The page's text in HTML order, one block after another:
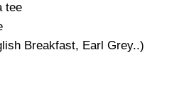
tee
Breakfast, Earl Grey..)